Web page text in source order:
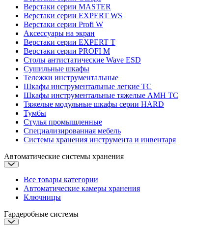
Верстаки серии MASTER
Верстаки серии EXPERT WS
Верстаки серии Profi W
Аксессуары на экран
Верстаки серии EXPERT T
Верстаки серии PROFI M
Столы антистатические Wave ESD
Cушильные шкафы
Тележки инструментальные
Шкафы инструментальные легкие ТС
Шкафы инструментальные тяжелые AMH TC
Тяжелые модульные шкафы серии HARD
Тумбы
Стулья промышленные
Cпециализированная мебель
Системы хранения инструмента и инвентаря
Автоматические системы хранения
Все товары категории
Автоматические камеры хранения
Ключницы
Гардеробные системы